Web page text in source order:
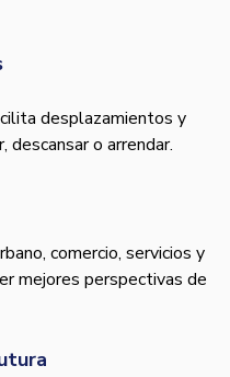
desplazamientos y
descansar o arrendar.
comercio, servicios y
mejores perspectivas de